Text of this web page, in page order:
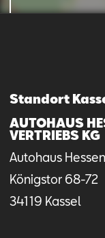
Standort
AUTOHAUS
VERTRIEBS KG
Autohaus
Königstor 68-72
34119 Kassel